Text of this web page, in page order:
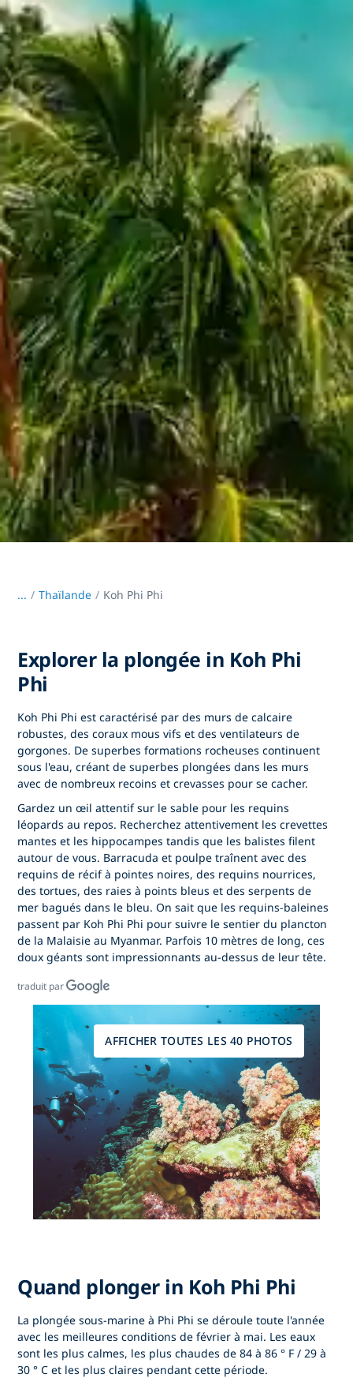
... / Thaïlande Koh Phi Phi
Explorer la plongée in Koh Phi
Phi
Koh Phi Phi est caractérisé par des murs de calcaire
robustes, des coraux mous vifs et des ventilateurs de
gorgones. De superbes formations rocheuses continuent
sous l'eau, créant de superbes plongées dans les murs
avec de nombreux recoins et crevasses pour se cacher.
Gardez un œil attentif sur le sable pour les requins
léopards au repos. Recherchez attentivement les crevettes
mantes et les hippocampes tandis que les balistes filent
autour de vous. Barracuda et poulpe traînent avec des
requins de récif à pointes noires, des requins nourrices,
des tortues, des raies à points bleus et des serpents de
mer bagués dans le bleu. On sait que les requins-baleines
passent par Koh Phi Phi pour suivre le sentier du plancton
de la Malaisie au Myanmar. Parfois 10 mètres de long, ces
doux géants sont impressionnants au-dessus de leur tête.
traduit par
AFFICHER TOUTES LES 40 PHOTOS
Quand plonger in Koh Phi Phi
La plongée sous-marine à Phi Phi se déroule toute l'année
avec les meilleures conditions de février à mai. Les eaux
sont les plus calmes, les plus chaudes de 84 à 86 ° F / 29 à
30 ° C et les plus claires pendant cette période.